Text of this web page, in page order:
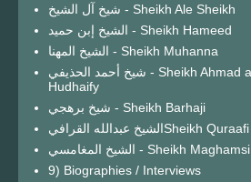
شيخ آل الشيخ - Sheikh Ale Sheikh
الشيخ إبن حميد - Sheikh Hameed
الشيخ المهنا - Sheikh Muhanna
شيخ أحمد الحذيفي - Sheikh Ahmad al
Hudhaify
شيخ برهجي - Sheikh Barhaji
الشيخ عبدالله القرافيSheikh Quraafi
الشيخ المغامسي - Sheikh Maghamsi
9) Biographies / Interviews